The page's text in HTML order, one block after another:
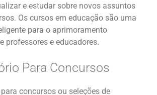
e estudar sobre novos assuntos
Os cursos em educação são uma
para o aprimoramento
professores e educadores.
Para Concursos
concursos ou seleções de